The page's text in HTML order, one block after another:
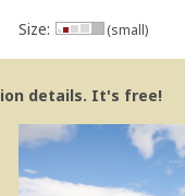
Size: (small)
details. It's free!